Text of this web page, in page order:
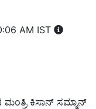
AM IST
ಮಂತ್ರಿ ಕಿಸಾನ್ ಸಮ್ಮಾನ್